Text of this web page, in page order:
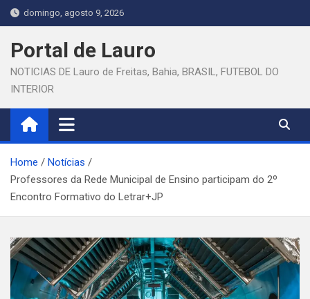
Skip
to
content
domingo, agosto 9, 2026
Portal de Lauro
NOTICIAS DE Lauro de Freitas, Bahia, BRASIL, FUTEBOL DO
INTERIOR
Home
Notícias
Professores da Rede Municipal de Ensino participam do 2º
Encontro Formativo do Letrar+JP